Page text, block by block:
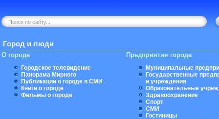
Город и люди
О городе
Городское телевидение
Панорама Мирного
Публикации о городе в СМИ
Книги о городе
Фильмы о городе
Предприятия города
Муниципальные
Государственные
и учреждения
Образовательные
Здравоохранение
Спорт
СМИ
Гостиницы